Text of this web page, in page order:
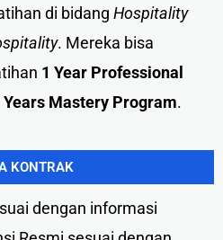
di bidang Hospitality
. Mereka bisa
1 Year Professional
Years Mastery Program.
KONTRAK
dengan informasi